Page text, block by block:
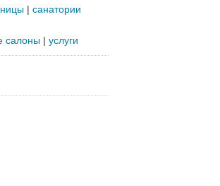
| санатории
салоны | услуги